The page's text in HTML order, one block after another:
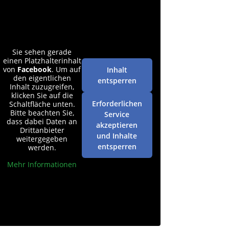
Sie sehen gerade
einen Platzhalterinhalt
von Facebook. Um auf
den eigentlichen
Inhalt zuzugreifen,
klicken Sie auf die
Schaltfläche unten.
Bitte beachten Sie,
dass dabei Daten an
Drittanbieter
weitergegeben
werden.
Mehr Informationen
Inhalt
entsperren
Erforderlichen
Service
akzeptieren
und Inhalte
entsperren